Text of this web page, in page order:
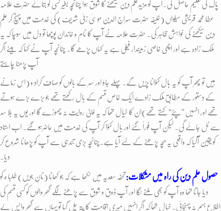
پاک کی تعلیم حاصل کی۔آپ کو مزیدعلم دین سیکھنے کا شوق ہوا چنانچہ بغیر کسی کو بتائے حضرت علامہ
عطا محمد قریشی سیلواں (خلیفہ حضرت سراج الدین موسیٰ زئی شریف) کی خدمت میں پہنچ کر علم
دین سیکھنے کی خواہش ظاہر کی۔ حضرت علامہ نے آپ کا نام و خاندان پوچھا تو دل میں سوچا کہ یہ
ملک زادہ ہے اور اچھی خاصی زمیندار فیملی ہے یہ کہاں پڑھے گا۔ چنانچہ آپ نے کہا کہ بیٹے اگر
آپ پڑھنا چاہتے
ہیں تو پھر آپ کو یہ بال کٹوانا پڑیں گے۔ پہلے جاؤ اور سر کے بالوں کو صاف کراد و (اس زمانے
کے دستور کے مطابق ملک زادے ایک خاص قسم کے بال رکھتے تھے جو بڑے بڑے ہوتے
تھے اور انہیں ”پٹے“ کہتے تھے)ان کا خیال تھا کہ یہ اپنی روایت نہ چھوڑے گا اور یوں یہ بلا سر
سے ٹل جائے گی۔ لیکن آپ فوراً گئے اور بال کٹوا کر آپ کی خدمت میں حاضرہو گئے۔ اب استاد
کو یقین آگیا کہ واقعی یہ بچہ پڑھنے کے لئے آیا ہے۔چنانچہ بڑی تندہی سے آپ کو پڑھانا شروع کر
دیا۔
حصول علم دین کی راہ میں مشکلات:تحفہ سعدیہ میں لکھا ہے کہ جو کھانا (نانِ جویں) طلباء کو
دیا جاتا تھا وہ آپ کو بھی ملنے لگا اور آپ ذوق و شوق سے پڑھنے لگے گھر والوں کو کسی قسم کی
اطلاع بہم نہ پہنچائی۔ خیال تھا کہ اگر انہیں میری اقامت کا پتہ چل گیا تو یہاں سے گھر واپس لے